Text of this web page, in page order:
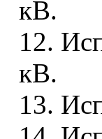
кВ.
12.
кВ.
13.